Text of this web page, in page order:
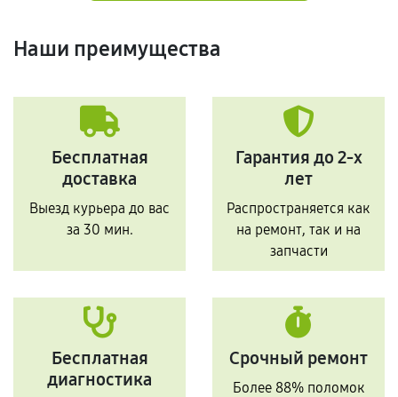
Наши преимущества
Бесплатная
доставка
Выезд курьера до вас
за 30 мин.
Гарантия до 2-х
лет
Распространяется как
на ремонт, так и на
запчасти
Бесплатная
диагностика
Срочный ремонт
Более 88% поломок